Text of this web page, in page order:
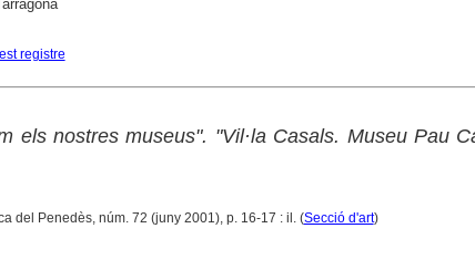
registre
els nostres museus". "Vil·la Casals. Museu Pau
del Penedès, núm. 72 (juny 2001), p. 16-17 : il. (Secció d'art)